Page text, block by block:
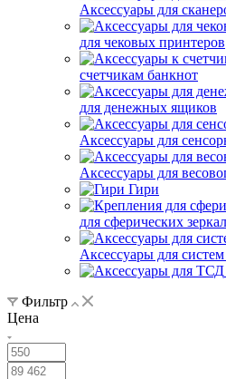
Аксессуары для
для чековых принтеров
счетчикам банкнот
для денежных ящиков
Аксессуары для
Аксессуары для
Гири
для сферических зеркал
Аксессуары для
Фильтр
Цена